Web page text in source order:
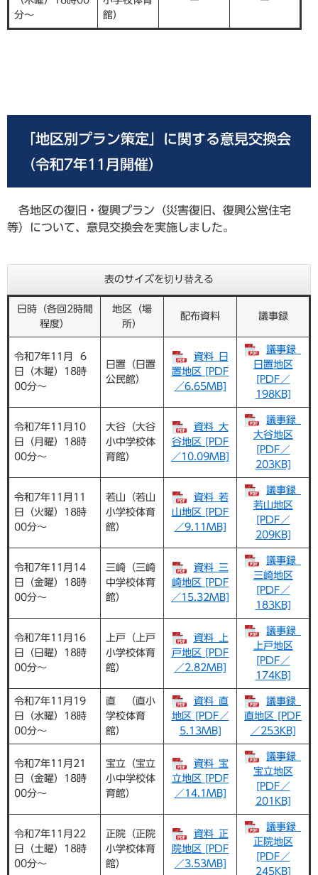
分～
館）
「地区別プラン策定」に関する意見交換会
（令和7年11月開催）
各地区の復旧・復興プラン（災害復旧、復興公営住宅
等）について、意見交換会を実施しました。
表のサイズを切り替える
日時（各回2時間
程度）
地区（場
所）
配布資料 議事録
令和7年11月 6
日（木曜）18時
00分～
日置（日置
公民館）
資料_日
置地区 [PDF
／6.65MB]
議事録_
日置地区
[PDF／
198KB]
令和7年11月10
日（月曜）18時
00分～
大谷（大谷
小中学校体
育館）
資料_大
谷地区 [PDF
／10.09MB]
議事録_
大谷地区
[PDF／
203KB]
令和7年11月11
日（火曜）18時
00分～
若山（若山
小学校体育
館）
資料_若
山地区 [PDF
／9.11MB]
議事録_
若山地区
[PDF／
209KB]
令和7年11月14
日（金曜）18時
00分～
三崎（三崎
中学校体育
館）
資料_三
崎地区 [PDF
／15.32MB]
議事録_
三崎地区
[PDF／
183KB]
令和7年11月16
日（日曜）18時
00分～
上戸（上戸
小学校体育
館）
資料_上
戸地区 [PDF
／2.82MB]
議事録_
上戸地区
[PDF／
174KB]
令和7年11月19
日（水曜）18時
00分～
直 （直小
学校体育
館）
資料_直
地区 [PDF／
5.13MB]
議事録_
直地区 [PDF
／253KB]
令和7年11月21
日（金曜）18時
00分～
宝立（宝立
小中学校体
育館）
資料_宝
立地区 [PDF
／14.1MB]
議事録_
宝立地区
[PDF／
201KB]
令和7年11月22
日（土曜）18時
00分～
正院（正院
小学校体育
館）
資料_正
院地区 [PDF
／3.53MB]
議事録_
正院地区
[PDF／
245KB]